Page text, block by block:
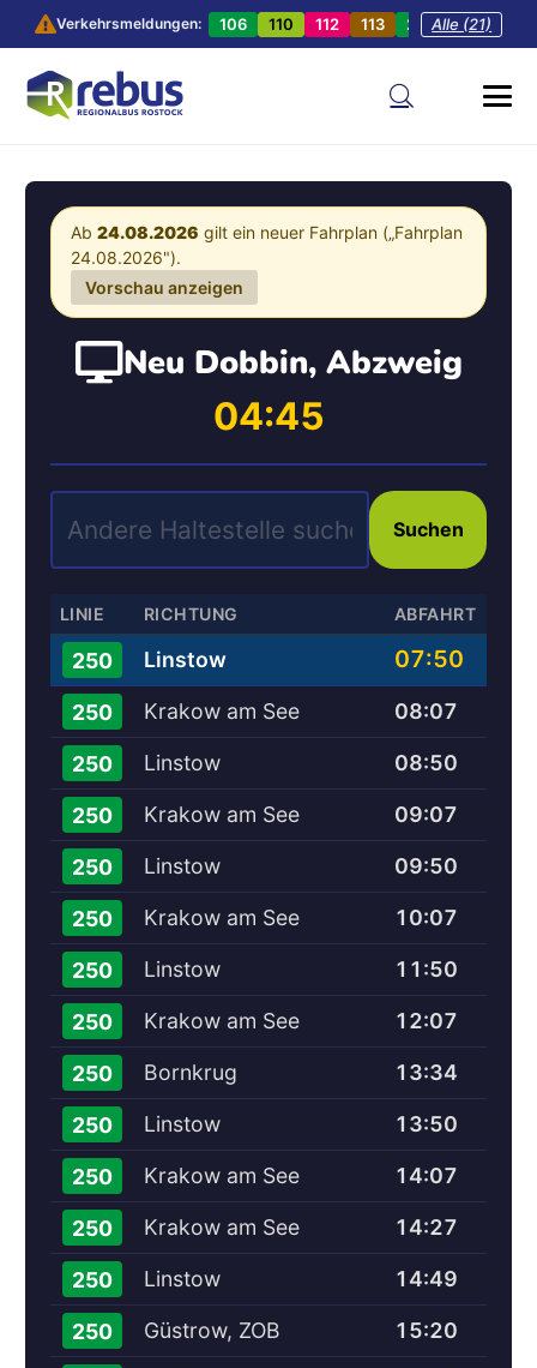
Verkehrsmeldungen: 106 110 112 113 201 202
Alle (21)
Ab 24.08.2026 gilt ein neuer Fahrplan („Fahrplan
24.08.2026").
Vorschau anzeigen
Neu Dobbin, Abzweig
04:45
Suchen
LINIE RICHTUNG ABFAHRT
250 Linstow 07:50
250 Krakow am See 08:07
250 Linstow 08:50
250 Krakow am See 09:07
250 Linstow 09:50
250 Krakow am See 10:07
250 Linstow 11:50
250 Krakow am See 12:07
250 Bornkrug 13:34
250 Linstow 13:50
250 Krakow am See 14:07
250 Krakow am See 14:27
250 Linstow 14:49
250 Güstrow, ZOB 15:20